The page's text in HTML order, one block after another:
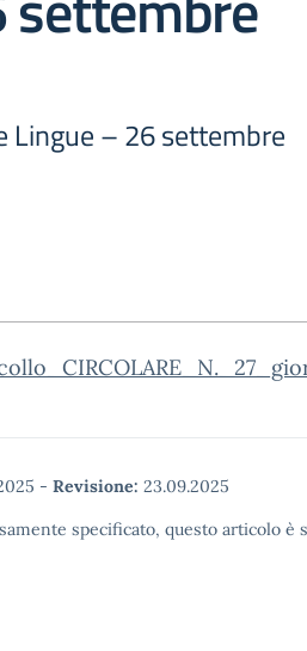
Lingue – 26 settembre
- Revisione: 23.09.2025
specificato, questo articolo